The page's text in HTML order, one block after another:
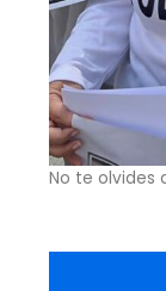
No te olvides